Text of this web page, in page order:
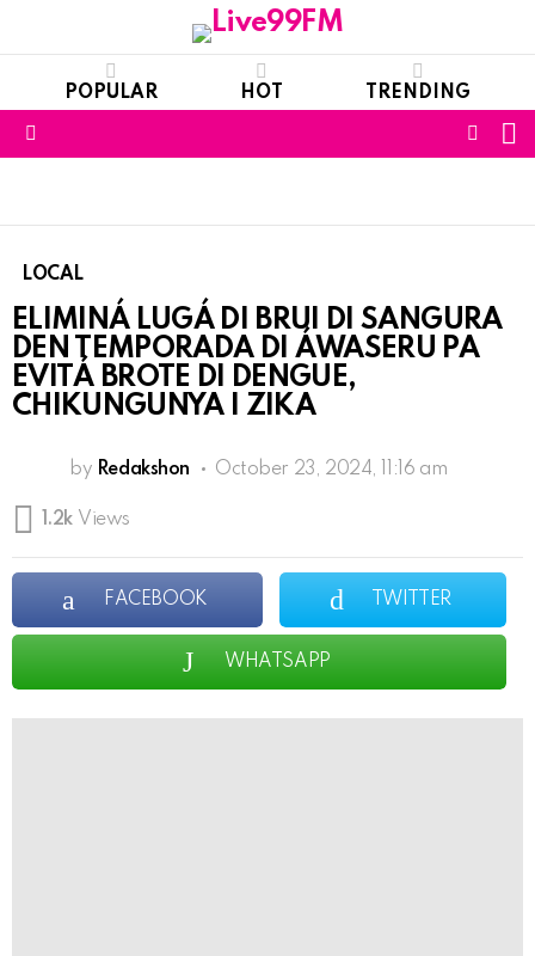
POPULAR HOT TRENDING
LOCAL
ELIMINÁ LUGÁ DI BRUI DI SANGURA
DEN TEMPORADA DI ÁWASERU PA
EVITÁ BROTE DI DENGUE,
CHIKUNGUNYA I ZIKA
by Redakshon October 23, 2024, 11:16 am
1.2k Views
FACEBOOK TWITTER
WHATSAPP